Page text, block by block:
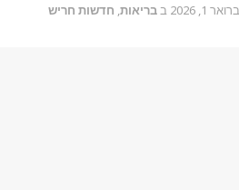
1, 2026 בבריאות, חדשות חריש